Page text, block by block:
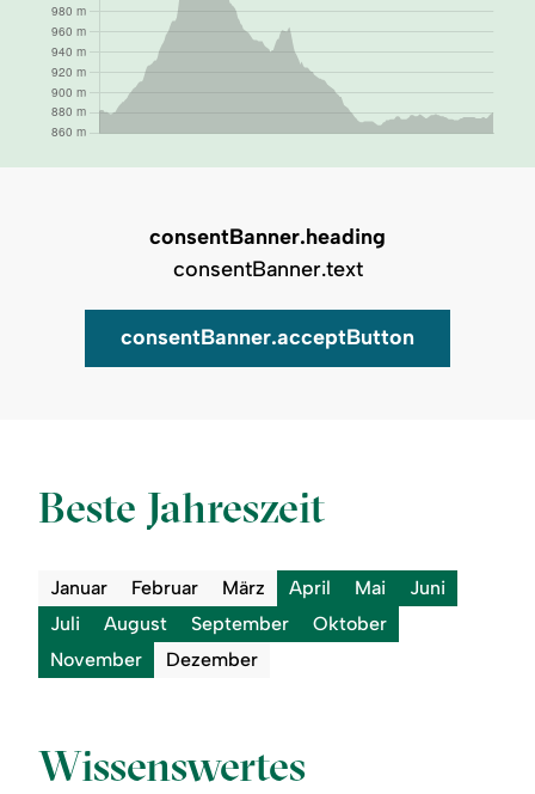
consentBanner.heading
consentBanner.text
consentBanner.acceptButton
Beste Jahreszeit
Januar Februar März April Mai
Juni
Juli
August September
Oktober
November
Dezember
Wissenswertes